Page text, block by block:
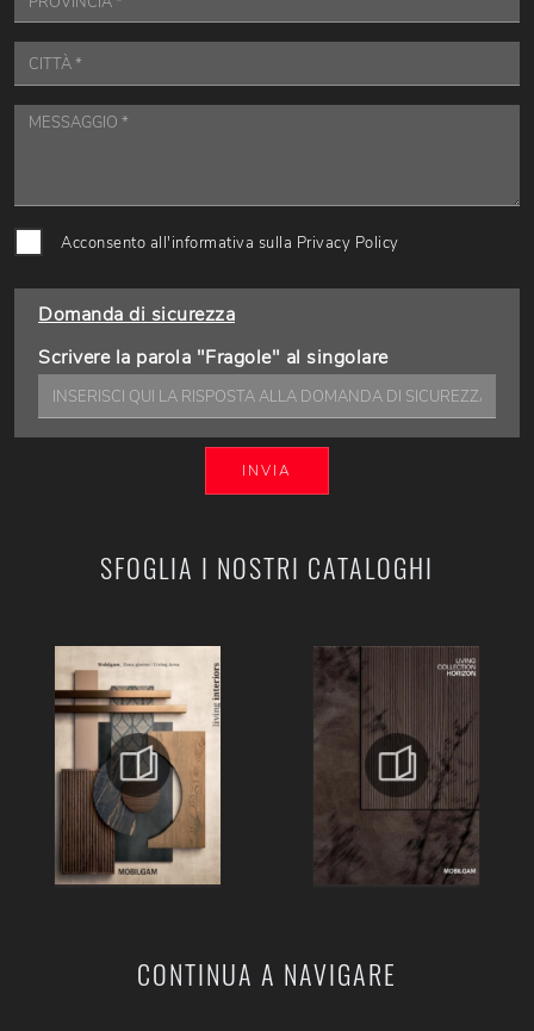
SFOGLIA I NOSTRI CATALOGHI
CONTINUA A NAVIGARE
Acconsento all'informativa sulla Privacy Policy
Domanda di sicurezza
Scrivere la parola "Fragole" al singolare
INVIA